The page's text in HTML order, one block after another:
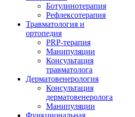
Ботулинотерапия
Рефлексотерапия
Травматология и
ортопедия
PRP-терапия
Манипуляции
Консультация
травматолога
Дерматовенерология
Консультация
дерматовенеролога
Манипуляции
Функциональная